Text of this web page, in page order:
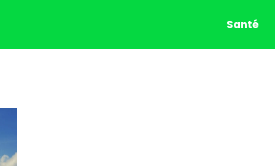
Santé